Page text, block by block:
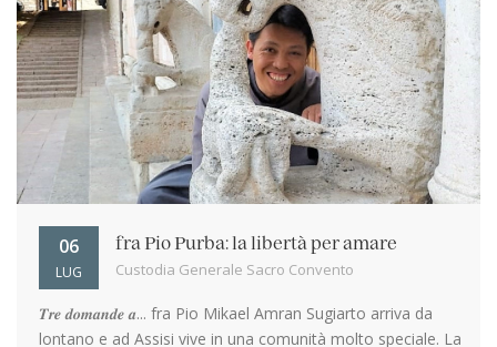
06
LUG
fra Pio Purba: la libertà per amare
Custodia Generale Sacro Convento
𝑻𝒓𝒆 𝒅𝒐𝒎𝒂𝒏𝒅𝒆 𝒂... fra Pio Mikael Amran Sugiarto arriva da
lontano e ad Assisi vive in una comunità molto speciale. La